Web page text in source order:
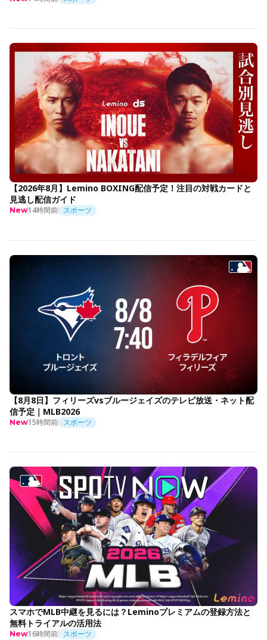
【2026年8月】Lemino BOXING配信予定！注目の対戦カードと
見逃し配信ガイド
New14時間前 スポーツ
【8月8日】フィリーズvsブルージェイズのテレビ放送・ネット配
信予定｜MLB2026
New15時間前 スポーツ
スマホでMLB中継を見るには？Leminoプレミアムの登録方法と
無料トライアルの活用法
New16時間前 スポーツ